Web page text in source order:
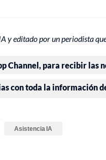
y editado por un periodista
Channel, para recibir las
con toda la información
Asistencia IA